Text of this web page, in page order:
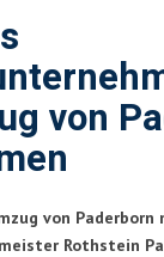
von
von Paderborn
Rothstein